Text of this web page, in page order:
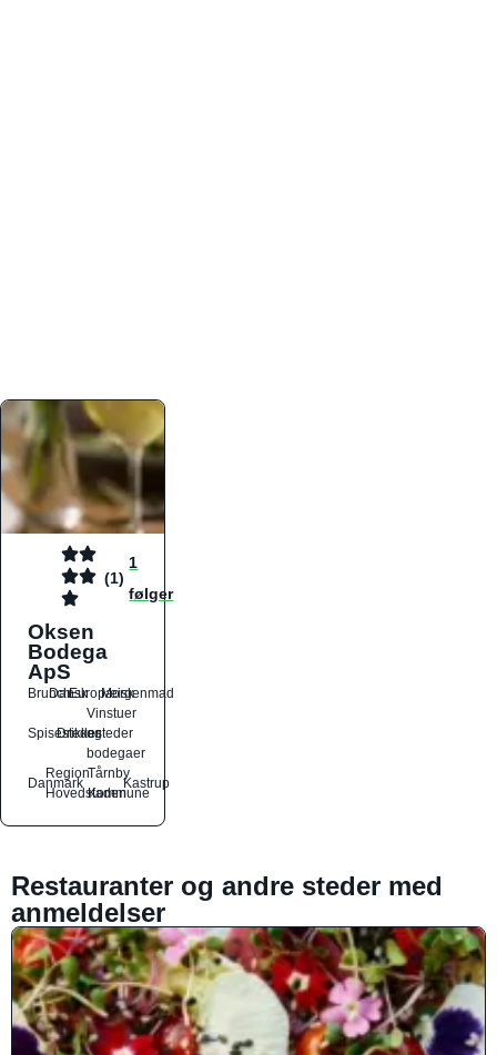
(1)
1
følger
Oksen
Bodega
ApS
Brunch
DanskEuropæiskMorgenmad
Spisesteder
Drikkesteder
Vinstuer
og
bodegaer
Danmark
Region
Hovedstaden
Tårnby
Kommune
Kastrup
Restauranter og andre steder med
anmeldelser